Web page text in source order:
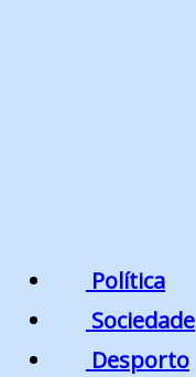
Política
Sociedade
Desporto